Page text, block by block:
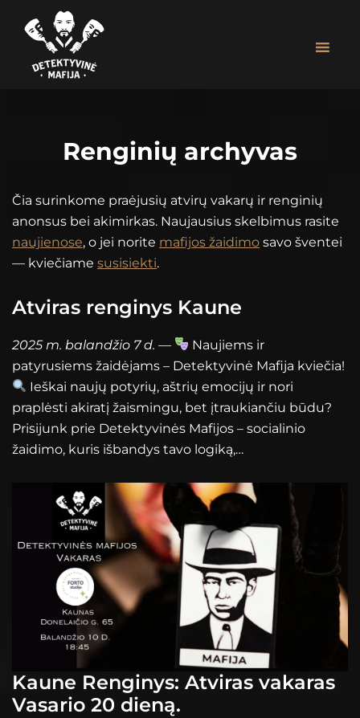
content
RENGINIAMS
ASMENINĖMS
ŠVENTĖMS
Renginių archyvas
Čia surinkome praėjusių atvirų vakarų ir renginių
anonsus bei akimirkas. Naujausius skelbimus rasite
naujienose, o jei norite mafijos žaidimo savo šventei
— kviečiame susisiekti.
Atviras renginys Kaune
2025 m. balandžio 7 d. —
Naujiems ir
patyrusiems žaidėjams – Detektyvinė Mafija kviečia!
Ieškai naujų potyrių, aštrių emocijų ir nori
praplėsti akiratį žaismingu, bet įtraukiančiu būdu?
Prisijunk prie Detektyvinės Mafijos – socialinio
žaidimo, kuris išbandys tavo logiką,…
Kaune Renginys: Atviras vakaras
Vasario 20 dieną.